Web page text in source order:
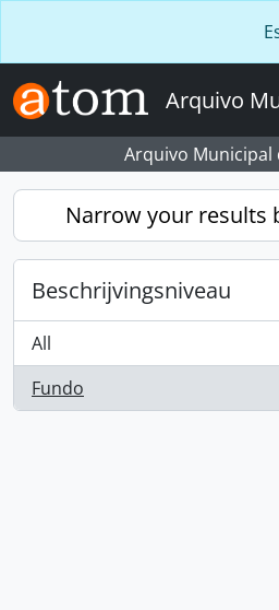
Arquivo
Arquivo Municipal
Narrow your results
Beschrijvingsniveau
All
Fundo
, 1 results